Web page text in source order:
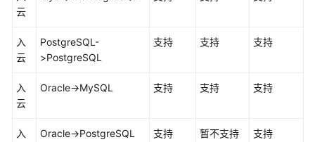
云
入
云
PostgreSQL-
>PostgreSQL
支持 支持 支持
入
云
Oracle->MySQL 支持 支持 支持
入
Oracle->PostgreSQL 支持 暂不支持 支持